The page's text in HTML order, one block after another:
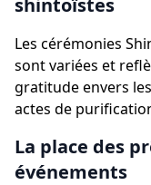
shintoïstes
Les cérémonies
sont variées et
gratitude envers
actes de
La place des
événements